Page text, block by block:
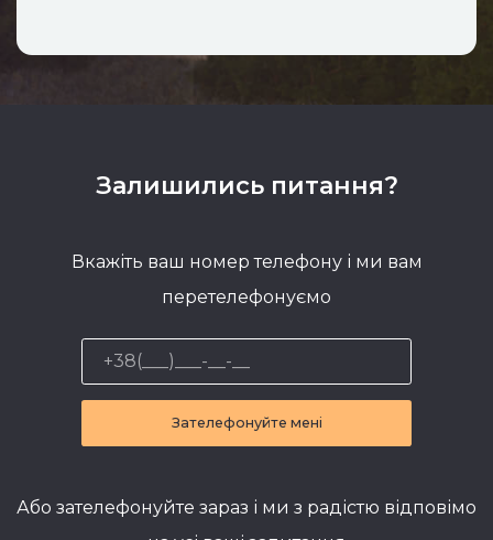
Залишились питання?
Вкажіть ваш номер телефону і ми вам
перетелефонуємо
Зателефонуйте мені
Або зателефонуйте зараз і ми з радістю відповімо